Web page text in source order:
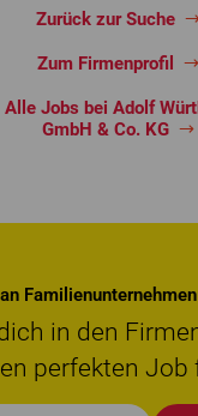
Zurück zur Suche
Zum Firmenprofil
Alle Jobs bei Adolf
GmbH & Co. KG
in den
perfekten Job